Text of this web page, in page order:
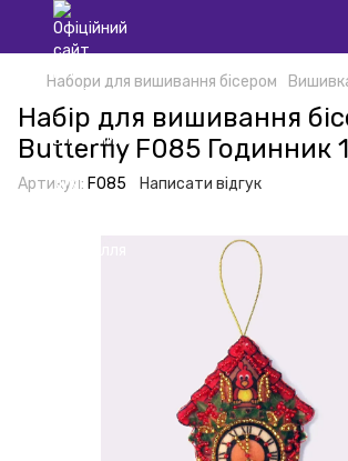
Набори для вишивання бісером
Набір для вишивання
Butterfly F085 Годинник
Артикул: F085 Написати відгук